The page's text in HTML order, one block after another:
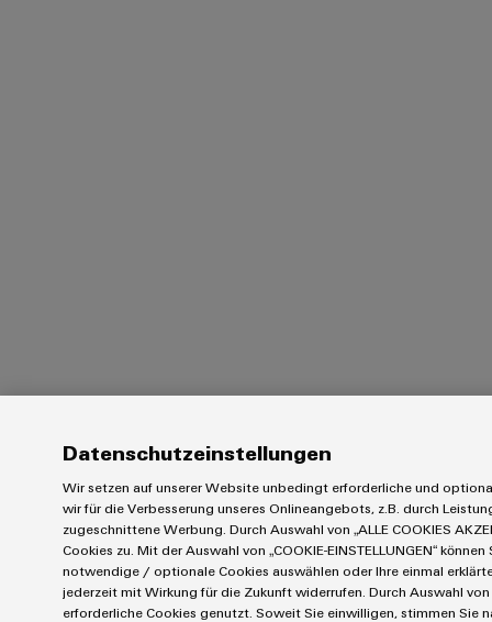
Datenschutzeinstellungen
Wir setzen auf unserer Website unbedingt erforderliche und
wir für die Verbesserung unseres Onlineangebots, z.B. durch
zugeschnittene Werbung. Durch Auswahl von „ALLE COOKIES
Cookies zu. Mit der Auswahl von „COOKIE-EINSTELLUNGEN“
notwendige / optionale Cookies auswählen oder Ihre einmal
jederzeit mit Wirkung für die Zukunft widerrufen. Durch Auswahl
erforderliche Cookies genutzt. Soweit Sie einwilligen, stimmen Sie